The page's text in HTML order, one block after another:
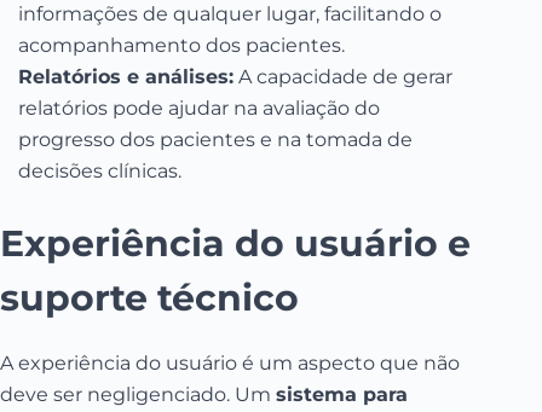
informações de qualquer lugar, facilitando o
acompanhamento dos pacientes.
Relatórios e análises: A capacidade de gerar
relatórios pode ajudar na avaliação do
progresso dos pacientes e na tomada de
decisões clínicas.
Experiência do usuário e
suporte técnico
A experiência do usuário é um aspecto que não
deve ser negligenciado. Um sistema para